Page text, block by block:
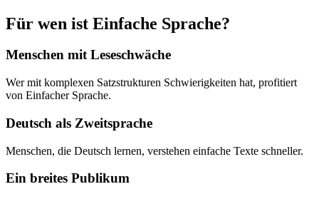
Für wen ist Einfache Sprache?
Menschen mit Leseschwäche
Wer mit komplexen Satzstrukturen Schwierigkeiten hat, profitiert
von Einfacher Sprache.
Deutsch als Zweitsprache
Menschen, die Deutsch lernen, verstehen einfache Texte schneller.
Ein breites Publikum